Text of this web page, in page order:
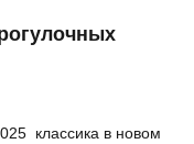
классика в новом